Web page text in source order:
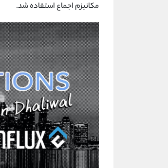
مکانیزم اجماع استفاده شد.